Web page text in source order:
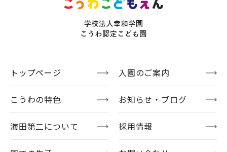
トップページ 入園のご案内
こうわの特色 お知らせ・ブログ
海田第二について 採用情報